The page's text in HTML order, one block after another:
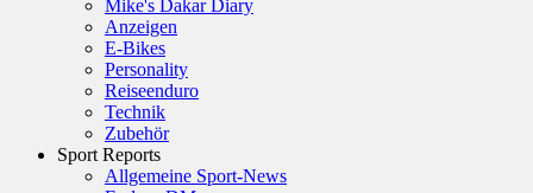
Mike's Dakar Diary
Anzeigen
E-Bikes
Personality
Reiseenduro
Technik
Zubehör
Sport Reports
Allgemeine Sport-News